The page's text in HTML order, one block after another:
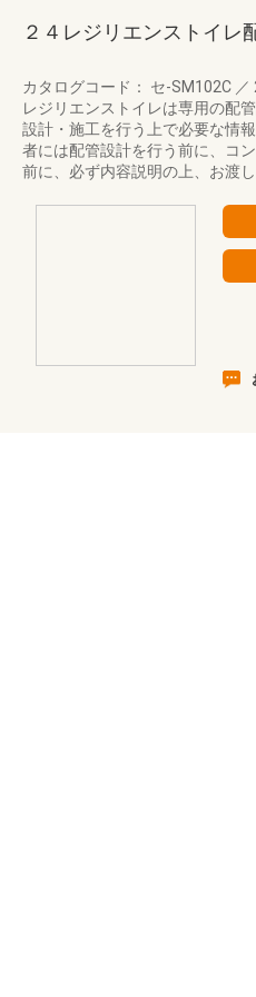
２４レジリエンストイレ
カタログコード： セ-SM102C ／
レジリエンストイレは専用の配
設計・施工を行う上で必要な情
者には配管設計を行う前に、コ
前に、必ず内容説明の上、お渡し